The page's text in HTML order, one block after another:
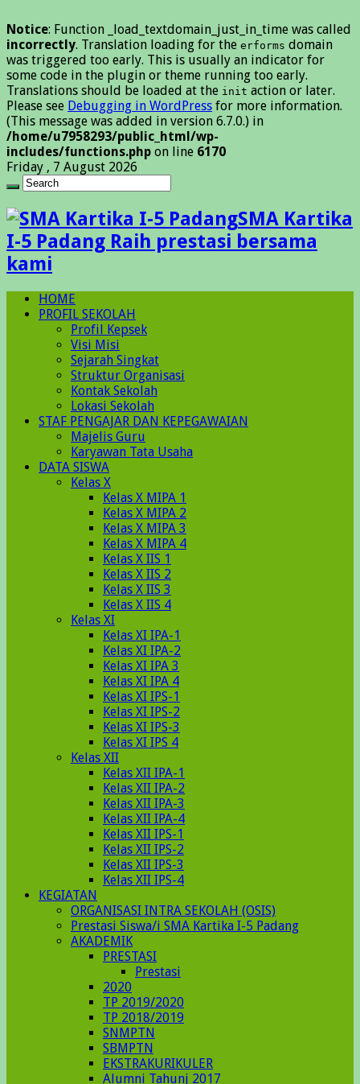
Notice: Function _load_textdomain_just_in_time was called
incorrectly. Translation loading for the erforms domain
was triggered too early. This is usually an indicator for
some code in the plugin or theme running too early.
Translations should be loaded at the init action or later.
Please see Debugging in WordPress for more information.
(This message was added in version 6.7.0.) in
/home/u7958293/public_html/wp-
includes/functions.php on line 6170
Friday , 7 August 2026
SMA Kartika
I-5 Padang Raih prestasi bersama
kami
HOME
PROFIL SEKOLAH
Profil Kepsek
Visi Misi
Sejarah Singkat
Struktur Organisasi
Kontak Sekolah
Lokasi Sekolah
STAF PENGAJAR DAN KEPEGAWAIAN
Majelis Guru
Karyawan Tata Usaha
DATA SISWA
Kelas X
Kelas X MIPA 1
Kelas X MIPA 2
Kelas X MIPA 3
Kelas X MIPA 4
Kelas X IIS 1
Kelas X IIS 2
Kelas X IIS 3
Kelas X IIS 4
Kelas XI
Kelas XI IPA-1
Kelas XI IPA-2
Kelas XI IPA 3
Kelas XI IPA 4
Kelas XI IPS-1
Kelas XI IPS-2
Kelas XI IPS-3
Kelas XI IPS 4
Kelas XII
Kelas XII IPA-1
Kelas XII IPA-2
Kelas XII IPA-3
Kelas XII IPA-4
Kelas XII IPS-1
Kelas XII IPS-2
Kelas XII IPS-3
Kelas XII IPS-4
KEGIATAN
ORGANISASI INTRA SEKOLAH (OSIS)
Prestasi Siswa/i SMA Kartika I-5 Padang
AKADEMIK
PRESTASI
Prestasi
2020
TP 2019/2020
TP 2018/2019
SNMPTN
SBMPTN
EKSTRAKURIKULER
Alumni Tahunj 2017